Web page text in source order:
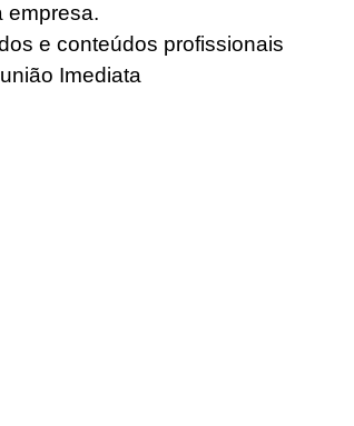
empresa.
e conteúdos profissionais
Imediata